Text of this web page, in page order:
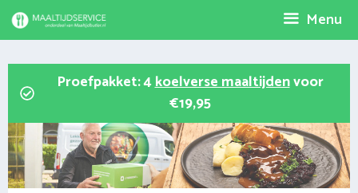
Spring
naar
Menu
Proefpakket: 4koelverse maaltijdenvoor
€19,95